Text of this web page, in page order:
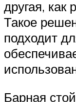
другая, как
Такое
подходит
Барная